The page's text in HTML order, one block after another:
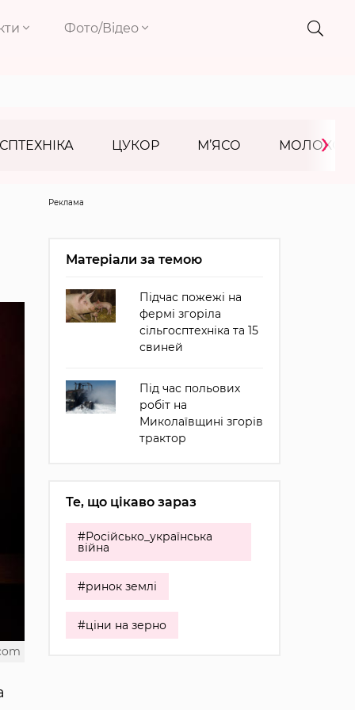
Фото/Відео
ЦУКОР М’ЯСО МОЛОКО
›
Реклама
Матеріали за темою
Підчас пожежі на
фермі згоріла
сільгосптехніка та 15
свиней
Під час польових
робіт на
Миколаївщині згорів
трактор
Те, що цікаво зараз
#Російсько_українська
війна
#ринок землі
#ціни на зерно